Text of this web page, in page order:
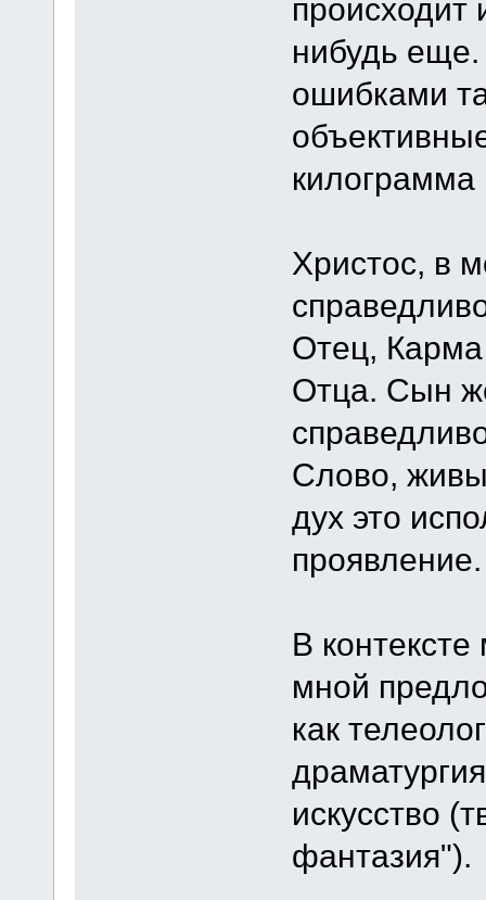
происходит
нибудь
ошибками
килограмма
Христос, в
Отец, Карма
Отца. Сын
Слово,
дух это
проявление.
В
мной
как
искусство
фантазия").